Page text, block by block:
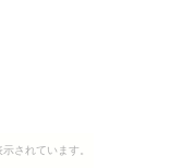
されています。